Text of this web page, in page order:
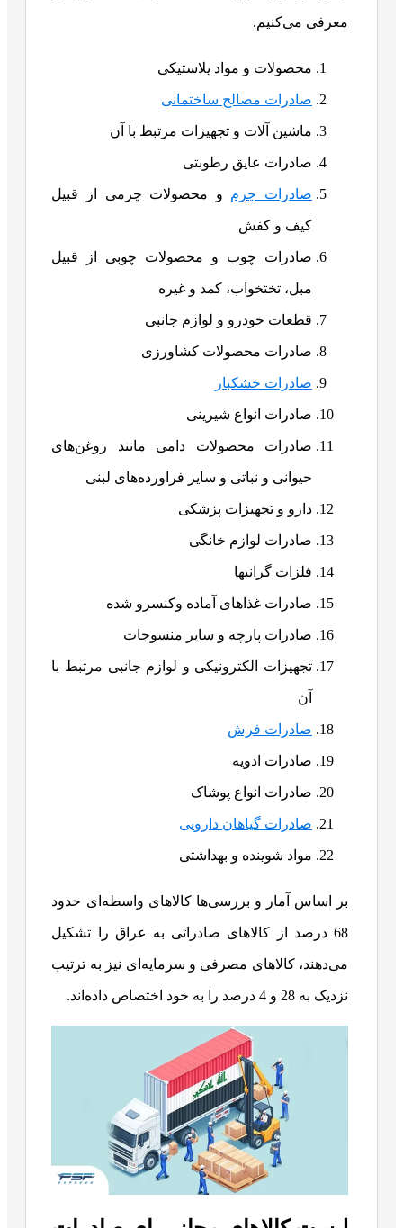
معرفی می‌کنیم.
محصولات و مواد پلاستیکی
صادرات مصالح ساختمانی
ماشین آلات و تجهیزات مرتبط با آن
صادرات عایق رطوبتی
صادرات چرم و محصولات چرمی از قبیل
کیف و کفش
صادرات چوب و محصولات چوبی از قبیل
مبل، تختخواب، کمد و غیره
قطعات خودرو و لوازم جانبی
صادرات محصولات کشاورزی
صادرات خشکبار
صادرات انواع شیرینی
صادرات محصولات دامی مانند روغن‌های
حیوانی و نباتی و سایر فراورده‌های لبنی
دارو و تجهیزات پزشکی
صادرات لوازم خانگی
فلزات گرانبها
صادرات غذاهای آماده وکنسرو شده
صادرات پارچه و سایر منسوجات
تجهیزات الکترونیکی و لوازم جانبی مرتبط با
آن
صادرات فرش
صادرات ادویه
صادرات انواع پوشاک
صادرات گیاهان دارویی
مواد شوینده و بهداشتی
بر اساس آمار و بررسی‌ها کالاهای واسطه‌ای حدود
68 درصد از کالاهای صادراتی به عراق را تشکیل
می‌دهند، کالاهای مصرفی و سرمایه‌ای نیز به ترتیب
نزدیک به 28 و 4 درصد را به خود اختصاص داده‌اند.